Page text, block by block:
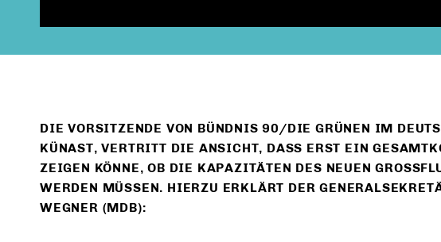
DIE VORSITZENDE VON BÜNDNIS 90/DIE GRÜNEN IM
KÜNAST, VERTRITT DIE ANSICHT, DASS ERST EIN
ZEIGEN KÖNNE, OB DIE KAPAZITÄTEN DES NEUEN
RDEN MÜSSEN.
HIERZU ERKLÄRT DER
WEGNER (MDB):